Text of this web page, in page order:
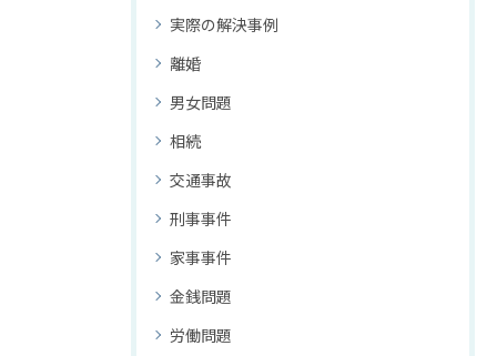
実際の解決事例
離婚
男女問題
相続
交通事故
刑事事件
家事事件
金銭問題
労働問題